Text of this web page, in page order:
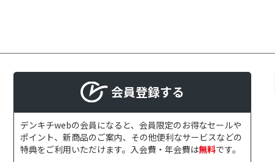
会員登録する
デンキチwebの会員になると、会員限定のお得なセールや
ポイント、新商品のご案内、その他便利なサービスなどの
特典をご利用いただけます。入会費・年会費は無料です。